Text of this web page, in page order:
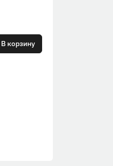
В корзину